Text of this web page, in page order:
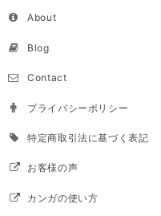
About
Blog
Contact
プライバシーポリシー
特定商取引法に基づく表記
お客様の声
カンガの使い方